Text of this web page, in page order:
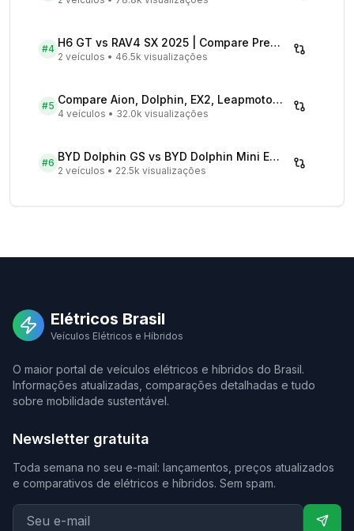
#4 H6 GT vs RAV4 SX 2025 | Compare Preços
2 veículos • 46.5k visualizações
#5 Compare Aion, Dolphin, EX2, Leapmotor 2026 | Veículos Elétricos
4 veículos • 32.0k visualizações
#6 BYD Dolphin GS vs BYD Dolphin Mini EV - Comparativo Completo
2 veículos • 22.5k visualizações
Elétricos Brasil
Veículos Elétricos e Híbridos
O maior portal de veículos elétricos e híbridos do Brasil.
Informações atualizadas, comparações detalhadas e tudo
sobre mobilidade sustentável.
Newsletter gratuita
Toda semana no seu e-mail: lançamentos, preços atualizados
e comparativos de elétricos e híbridos. Sem spam.